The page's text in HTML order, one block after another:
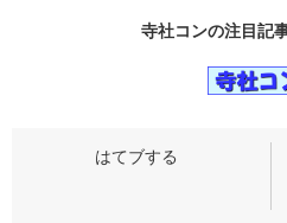
寺社コンの注目記